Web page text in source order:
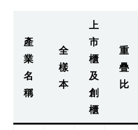
產
業
名
稱
全
樣
本
上
市
櫃
及
創
櫃
重
疊
比